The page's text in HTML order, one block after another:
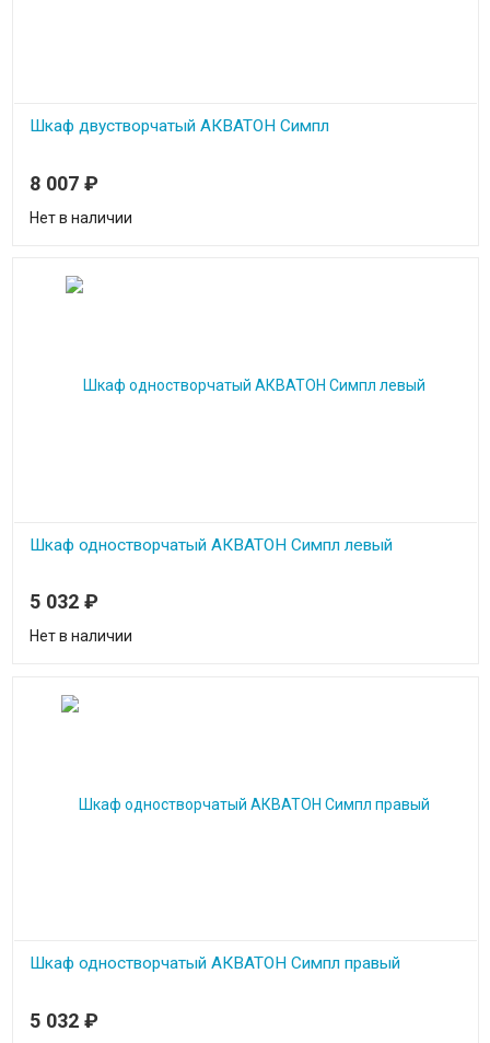
Шкаф двустворчатый АКВАТОН Симпл
8 007 ₽
Нет в наличии
Шкаф одностворчатый АКВАТОН Симпл левый
5 032 ₽
Нет в наличии
Шкаф одностворчатый АКВАТОН Симпл правый
5 032 ₽